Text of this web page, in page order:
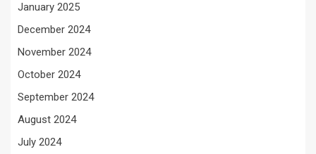
January 2025
December 2024
November 2024
October 2024
September 2024
August 2024
July 2024